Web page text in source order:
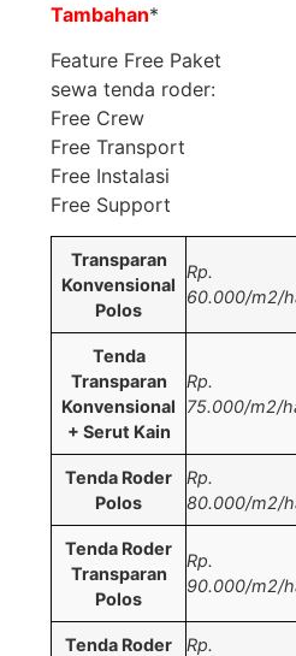
Tambahan*
Feature Free Paket
sewa tenda roder:
Free Crew
Free Transport
Free Instalasi
Free Support
Transparan
Konvensional
Polos
Rp.
60.000/m2/
Tenda
Transparan
Konvensional
+ Serut Kain
Rp.
75.000/m2/
Tenda Roder
Polos
Rp.
80.000/m2/
Tenda Roder
Transparan
Polos
Rp.
90.000/m2/
Tenda Roder
Rp.